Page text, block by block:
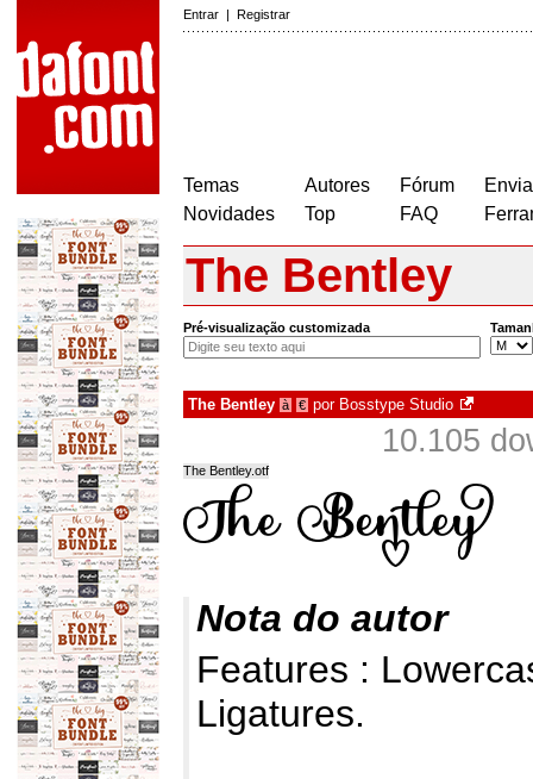
Entrar | Registrar
Temas
Novidades
Autores
Top
Fórum
FAQ
The Bentley
Pré-visualização customizada
The Bentley à € por Bosstype Studio
10.105
The Bentley.otf
Nota do autor
Features :
Ligatures.